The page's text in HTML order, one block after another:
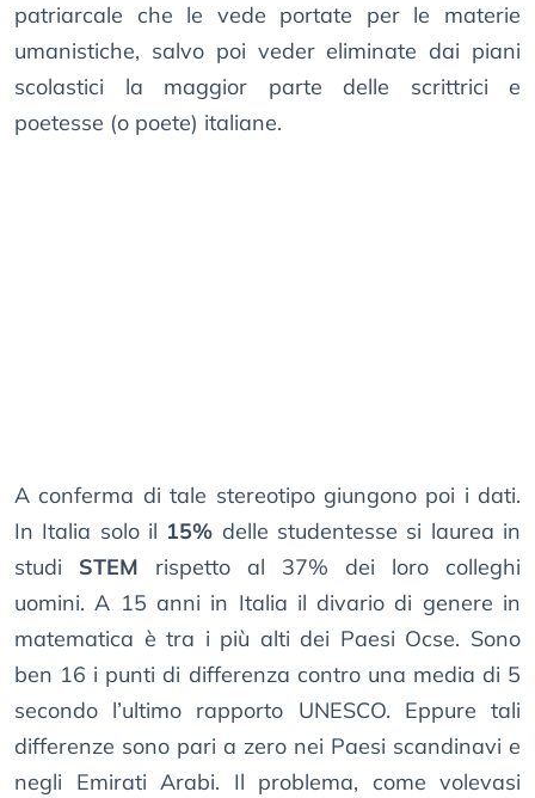
patriarcale che le vede portate per le materie
umanistiche, salvo poi veder eliminate dai piani
scolastici la maggior parte delle scrittrici e
poetesse (o poete) italiane.
A conferma di tale stereotipo giungono poi i dati.
In Italia solo il 15% delle studentesse si laurea in
studi STEM rispetto al 37% dei loro colleghi
uomini. A 15 anni in Italia il divario di genere in
matematica è tra i più alti dei Paesi Ocse. Sono
ben 16 i punti di differenza contro una media di 5
secondo l’ultimo rapporto UNESCO. Eppure tali
differenze sono pari a zero nei Paesi scandinavi e
negli Emirati Arabi. Il problema, come volevasi